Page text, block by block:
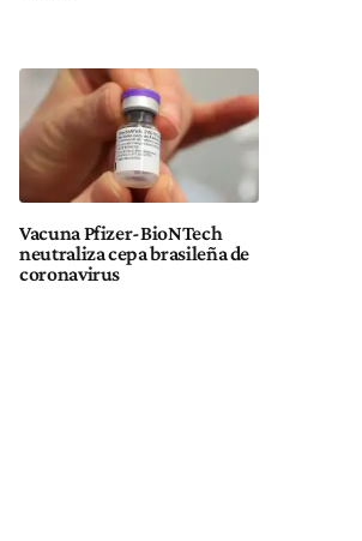
Vacuna Pfizer-BioNTech
neutraliza cepa brasileña de
coronavirus